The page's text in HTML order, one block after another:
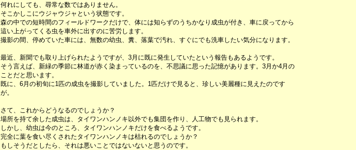
何れにしても、尋常な数ではありません。
そこかしこにウジャウジャという状態です。
森の中での短時間のフィールドワークだけで、体には知らずのうちかなり成虫が付き、車に戻ってから
這い上がってくる虫を車外に出すのに苦労します。
撮影の間、停めていた車には、無数の幼虫、糞、落葉で汚れ、すぐにでも洗車したい気分になります。
最近、新聞でも取り上げられたようですが、3月に既に発生していたという報告もあるようです。
そう言えば、新緑の季節に林道が赤く染まっているのを、不思議に思った記憶があります。3月か4月の
ことだと思います。
既に、6月の初旬に1匹の成虫を撮影していました。1匹だけで見ると、珍しい美麗種に見えたのです
が。
さて、これからどうなるのでしょうか？
場所を持て余した成虫は、タイワンハンノキ以外でも集団を作り、人工物でも見られます。
しかし、幼虫は今のところ、タイワンハンノキだけを食べるようです。
完全に葉を食い尽くされたタイワンハンノキは枯れるのでしょうか？
もしそうだとしたら、それは悪いことではないないと思うのです。